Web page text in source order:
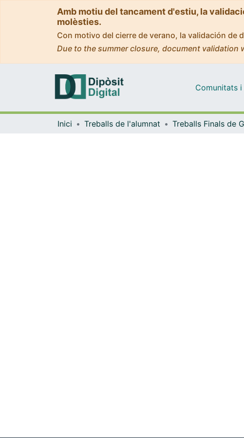
Amb motiu del tancament d'estiu, la
molèsties.
Con motivo del cierre de verano, la validación
Due to the summer closure, document
Comunitats i
Inici Treballs de l'alumnat